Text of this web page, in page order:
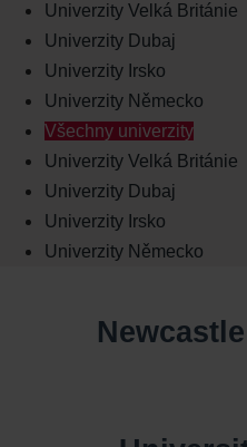
Univerzity Velká Británie
Univerzity Dubaj
Univerzity Irsko
Univerzity Německo
Všechny univerzity
Univerzity Velká Británie
Univerzity Dubaj
Univerzity Irsko
Univerzity Německo